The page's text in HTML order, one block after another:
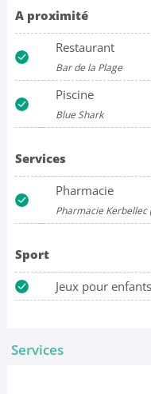
A proximité
Restaurant
Bar de la Plage
Piscine
Blue Shark
Services
Pharmacie
Pharmacie Kerbellec
Sport
Jeux pour enfants
Services